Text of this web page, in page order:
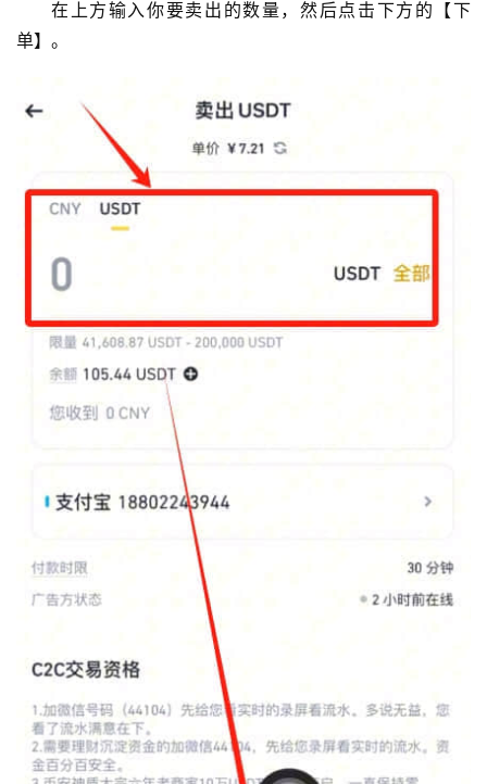
在上方输入你要卖出的数量，然后点击下方的【下
单】。